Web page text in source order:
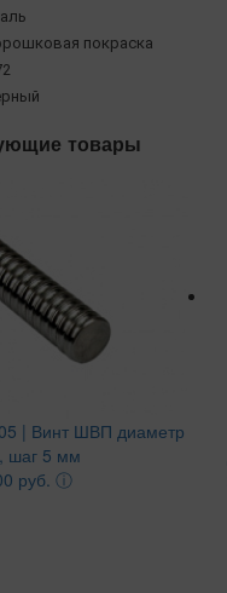
покраска
товары
| Винт ШВП диаметр
шаг 5 мм
руб. ⓘ